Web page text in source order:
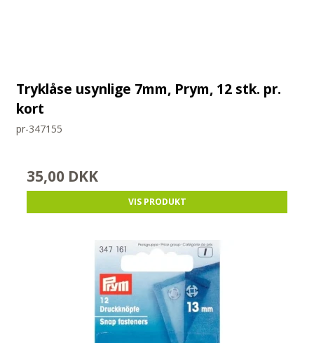
Tryklåse usynlige 7mm, Prym, 12 stk. pr.
kort
pr-347155
35,00 DKK
VIS PRODUKT